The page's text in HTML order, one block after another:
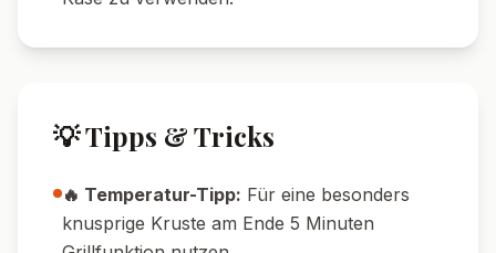
🔄 Variationen